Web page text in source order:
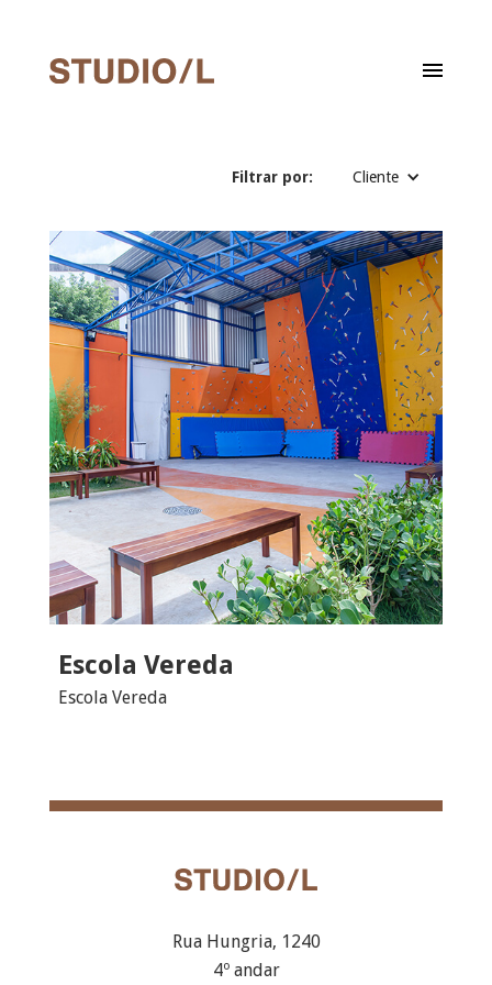
Filtrar por: Cliente
Escola Vereda
Escola Vereda
Rua Hungria, 1240
4º andar